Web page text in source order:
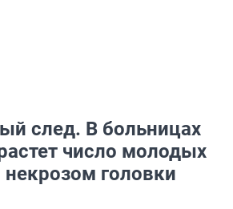
след. В больницах
число молодых
некрозом головки